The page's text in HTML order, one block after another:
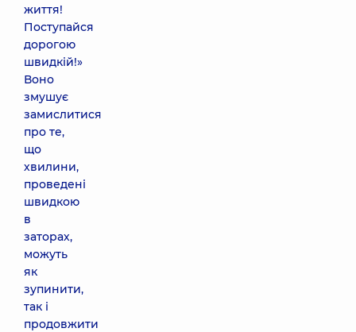
життя!
Поступайся
дорогою
швидкій!»
Воно
змушує
замислитися
про те,
що
хвилини,
проведені
швидкою
в
заторах,
можуть
як
зупинити,
так і
продовжити